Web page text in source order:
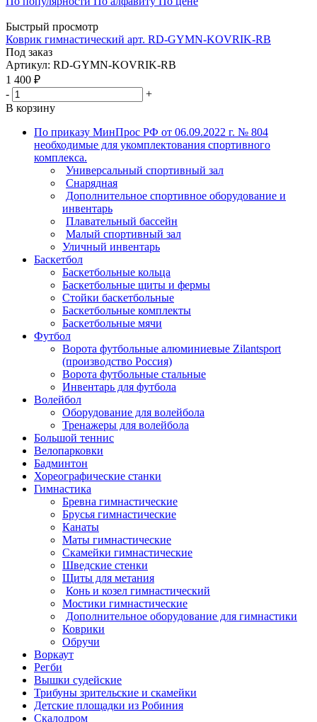
Быстрый просмотр
Коврик гимнастический арт. RD-GYMN-KOVRIK-RB
Под заказ
Артикул: RD-GYMN-KOVRIK-RB
1 400 ₽
-
+
В корзину
По приказу МинПрос РФ от 06.09.2022 г. № 804
необходимые для укомплектования спортивного
комплекса.
Универсальный спортивный зал
Снарядная
Дополнительное спортивное оборудование и
инвентарь
Плавательный бассейн
Малый спортивный зал
Уличный инвентарь
Баскетбол
Баскетбольные кольца
Баскетбольные щиты и фермы
Стойки баскетбольные
Баскетбольные комплекты
Баскетбольные мячи
Футбол
Ворота футбольные алюминиевые Zilantsport
(производство Россия)
Ворота футбольные стальные
Инвентарь для футбола
Волейбол
Оборудование для волейбола
Тренажеры для волейбола
Большой теннис
Велопарковки
Бадминтон
Хореографические станки
Гимнастика
Бревна гимнастические
Брусья гимнастические
Канаты
Маты гимнастические
Скамейки гимнастические
Шведские стенки
Щиты для метания
Конь и козел гимнастический
Мостики гимнастические
Дополнительное оборудование для гимнастики
Коврики
Обручи
Воркаут
Регби
Вышки судейские
Трибуны зрительские и скамейки
Детские площадки из Робиния
Скалодром